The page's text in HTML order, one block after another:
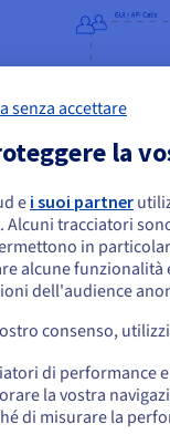
che la
un ordine da
un account.
us.ovhcloud.com/
senza accettare
la
e i suoi partner
Alcuni tracciatori
in
alcune
dell'audience
consenso,
di performance
la vostra
di misurare la